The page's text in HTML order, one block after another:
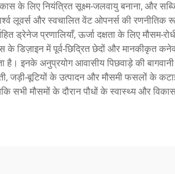
के लिए नियंत्रित सूक्ष्म-जलवायु बनाना, और
लूवर्स और स्वचालित वेंट ओपनर्स की रणनीतिक
ड्रेनेज प्रणालियाँ, ऊर्जा दक्षता के लिए
के डिज़ाइन में पूर्व-छिद्रित छेदों और
है। इनके अनुप्रयोग आवासीय पिछवाड़े की
बूटियों के उत्पादन और मौसमी फसलों के
मौसमों के दौरान पौधों के स्वास्थ्य और